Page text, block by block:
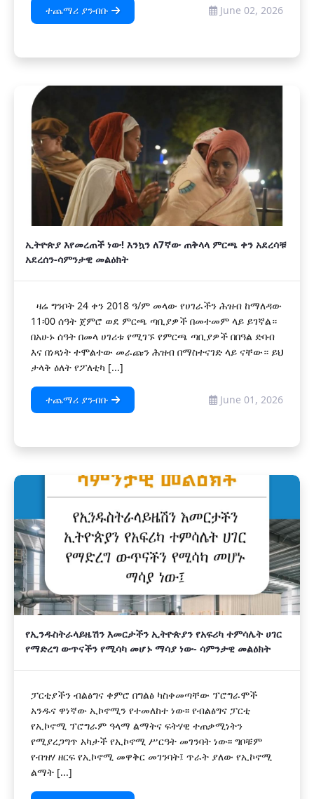
ተጨማሪ ያንብቡ June 02, 2026
ኢትዮጵያ እየመረጠች ነው! እንኳን ለ7ኛው ጠቅላላ ምርጫ ቀን አደረሳቹ
አደረሰን-ሳምንታዊ መልዕክት
ዛሬ ግንቦት 24 ቀን 2018 ዓ/ም መላው የሀገራችን ሕዝብ ከማለዳው
11፡00 ሰዓት ጀምሮ ወደ ምርጫ ጣቢያዎች በመተመም ላይ ይገኛል።
በአሁኑ ሰዓት በመላ ሀገሪቱ የሚገኙ የምርጫ ጣቢያዎች በበዓል ድባብ
እና በነጻነት ተሞልተው መራጩን ሕዝብ በማስተናገድ ላይ ናቸው። ይህ
ታላቅ ዕለት የፖለቲካ [...]
ተጨማሪ ያንብቡ June 01, 2026
የኢንዱስትራላይዜሽን እመርታችን ኢትዮጵያን የአፍሪካ ተምሳሌት ሀገር
የማድረግ ውጥናችን የሚሳካ መሆኑ ማሳያ ነው- ሳምንታዊ መልዕክት
ፓርቲያችን ብልፅግና ቀምሮ በግልፅ ካስቀመጣቸው ፕሮግራሞች
አንዱና ዋነኛው ኢኮኖሚን የተመለከተ ነው፡፡ የብልፅግና ፓርቲ
የኢኮኖሚ ፕሮግራም ዓላማ ልማትና ፍትሃዊ ተጠቃሚነትን
የሚያረጋግጥ አካታች የኢኮኖሚ ሥርዓት መገንባት ነው፡፡ ግቦቹም
የብዝሃ ዘርፍ የኢኮኖሚ መዋቅር መገንባት፤ ጥራት ያለው የኢኮኖሚ
ልማት [...]